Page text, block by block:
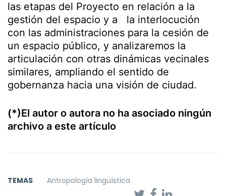
las etapas del Proyecto en relación a la
gestión del espacio y a la interlocución
con las administraciones para la cesión de
un espacio público, y analizaremos la
articulación con otras dinámicas vecinales
similares, ampliando el sentido de
gobernanza hacia una visión de ciudad.
(*)El autor o autora no ha asociado ningún
archivo a este artículo
TEMAS Antropología lingüística